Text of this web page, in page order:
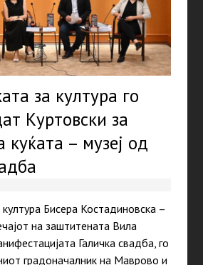
за култура го
Куртовски за
куќата – музеј од
Бисера Костадиновска –
на заштитената Вила
Галичка свадба, го
градоначалник на Маврово и